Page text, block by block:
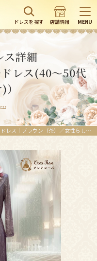
ドレスを探す 店舗情報 MENU
ス詳細
レス(40～50代
)）
ミセスレンタルドレス横浜/キャリーヌドレス｜ブラウン（茶）／女性らしさを演出するフェミニンなフォーマルドレス